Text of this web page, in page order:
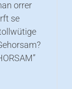
orrer
se